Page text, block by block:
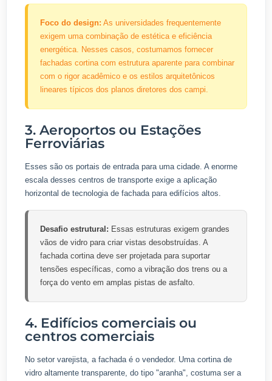
Foco do design: As universidades frequentemente
exigem uma combinação de estética e eficiência
energética. Nesses casos, costumamos fornecer
fachadas cortina com estrutura aparente para combinar
com o rigor acadêmico e os estilos arquitetônicos
lineares típicos dos planos diretores dos campi.
3. Aeroportos ou Estações
Ferroviárias
Esses são os portais de entrada para uma cidade. A enorme
escala desses centros de transporte exige a aplicação
horizontal de tecnologia de fachada para edifícios altos.
Desafio estrutural: Essas estruturas exigem grandes
vãos de vidro para criar vistas desobstruídas. A
fachada cortina deve ser projetada para suportar
tensões específicas, como a vibração dos trens ou a
força do vento em amplas pistas de asfalto.
4. Edifícios comerciais ou
centros comerciais
No setor varejista, a fachada é o vendedor. Uma cortina de
vidro altamente transparente, do tipo "aranha", costuma ser a